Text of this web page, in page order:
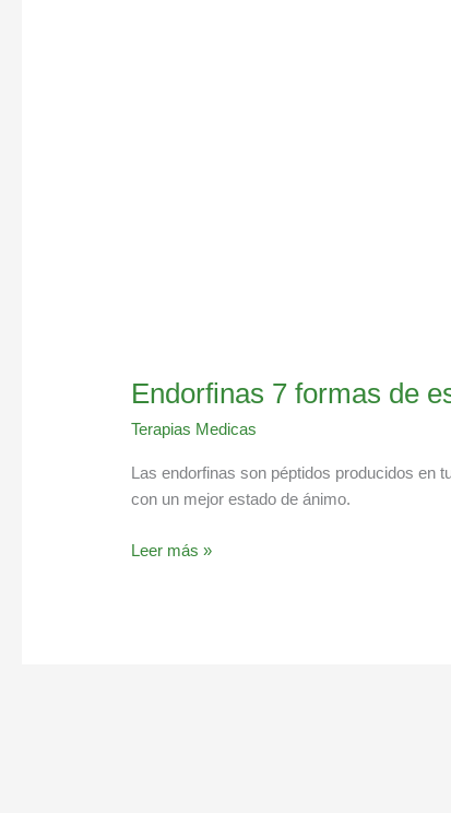
Endorfinas 7 formas de
Terapias Medicas
Las endorfinas son péptidos producidos en
con un mejor estado de ánimo.
Leer más »